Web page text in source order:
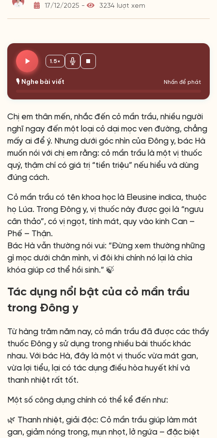
17/12/2025 -
3234 lượt xem
🎙️ Nghe bài viết Nhấn để phát
1.5×
Chị em thân mến, nhắc đến cỏ mần trầu, nhiều người
nghĩ ngay đến một loại cỏ dại mọc ven đường, chẳng
mấy ai để ý. Nhưng dưới góc nhìn của Đông y, bác Hà
muốn nói với chị em rằng: cỏ mần trầu là một vị thuốc
quý, thậm chí có giá trị “tiền triệu” nếu hiểu và dùng
đúng cách.
Cỏ mần trầu có tên khoa học là Eleusine indica, thuộc
họ Lúa. Trong Đông y, vị thuốc này được gọi là “ngưu
cân thảo”, có vị ngọt, tính mát, quy vào kinh Can –
Phế – Thận.
Bác Hà vẫn thường nói vui: “Đừng xem thường những
gì mọc dưới chân mình, vì đôi khi chính nó lại là chìa
khóa giúp cơ thể hồi sinh.” 🍃
Tác dụng nổi bật của cỏ mần trầu
trong Đông y
Từ hàng trăm năm nay, cỏ mần trầu đã được các thầy
thuốc Đông y sử dụng trong nhiều bài thuốc khác
nhau. Với bác Hà, đây là một vị thuốc vừa mát gan,
vừa lợi tiểu, lại có tác dụng điều hòa huyết khí và
thanh nhiệt rất tốt.
Một số công dụng chính có thể kể đến như:
🌿 Thanh nhiệt, giải độc: Cỏ mần trầu giúp làm mát
gan, giảm nóng trong, mụn nhọt, lở ngứa – đặc biệt